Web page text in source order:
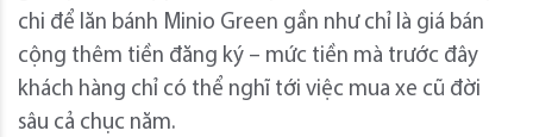
chi để lăn bánh Minio Green gần như chỉ là giá bán
cộng thêm tiền đăng ký – mức tiền mà trước đây
khách hàng chỉ có thể nghĩ tới việc mua xe cũ đời
sâu cả chục năm.